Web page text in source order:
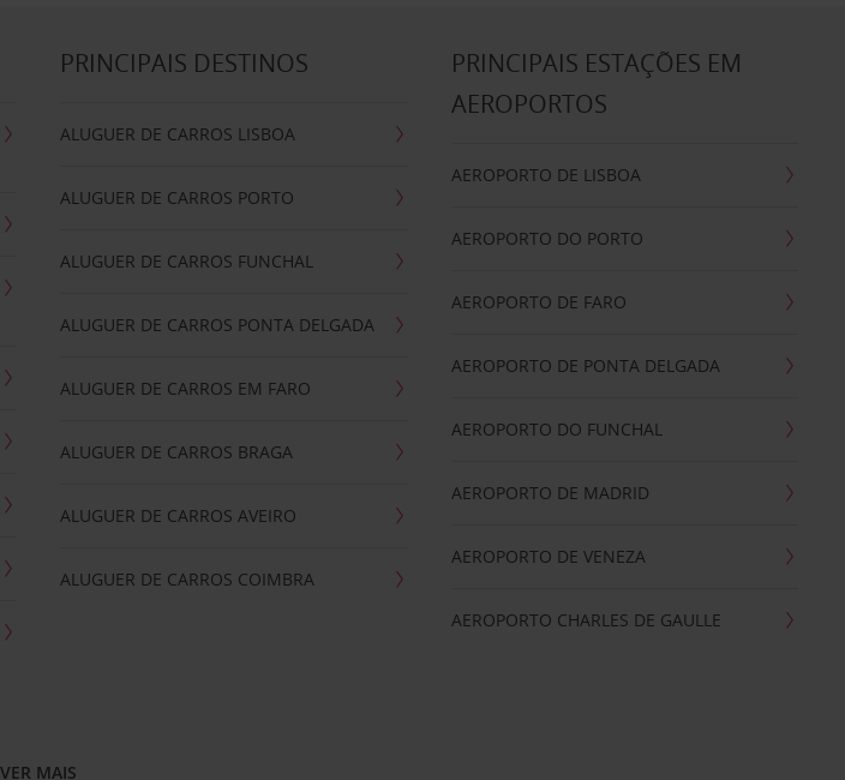
PRINCIPAIS DESTINOS
ALUGUER DE CARROS LISBOA
ALUGUER DE CARROS PORTO
ALUGUER DE CARROS FUNCHAL
ALUGUER DE CARROS PONTA DELGADA
ALUGUER DE CARROS EM FARO
ALUGUER DE CARROS BRAGA
ALUGUER DE CARROS AVEIRO
ALUGUER DE CARROS COIMBRA
PRINCIPAIS ESTAÇÕES EM
AEROPORTOS
AEROPORTO DE LISBOA
AEROPORTO DO PORTO
AEROPORTO DE FARO
AEROPORTO DE PONTA DELGADA
AEROPORTO DO FUNCHAL
AEROPORTO DE MADRID
AEROPORTO DE VENEZA
AEROPORTO CHARLES DE GAULLE
VER MAIS